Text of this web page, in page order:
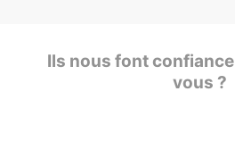
Ils nous font
vous ?